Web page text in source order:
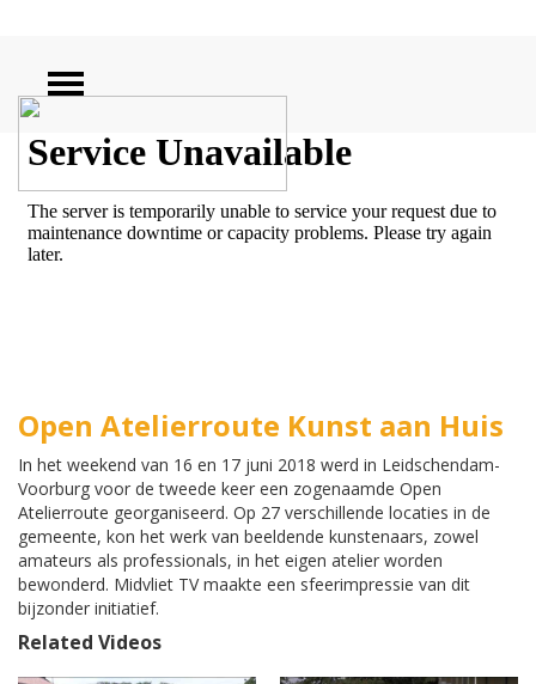
ZOEKEN
Open Atelierroute Kunst aan Huis
In het weekend van 16 en 17 juni 2018 werd in Leidschendam-
Voorburg voor de tweede keer een zogenaamde Open
Atelierroute georganiseerd. Op 27 verschillende locaties in de
gemeente, kon het werk van beeldende kunstenaars, zowel
amateurs als professionals, in het eigen atelier worden
bewonderd. Midvliet TV maakte een sfeerimpressie van dit
bijzonder initiatief.
Related Videos